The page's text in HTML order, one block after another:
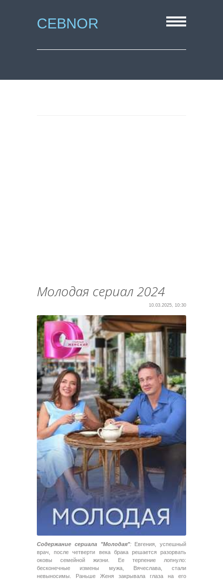
CEBNOR
Молодая сериал 2024
10.03.2025, 10:30
Содержание сериала "Молодая":Евгения, успешный
врач, после четверти века брака решается разорвать
оковы семейной жизни. Ее терпение лопнуло:
бесконечные измены мужа, Вячеслава, стали
невыносимы. Раньше Женя закрывала глаза на его